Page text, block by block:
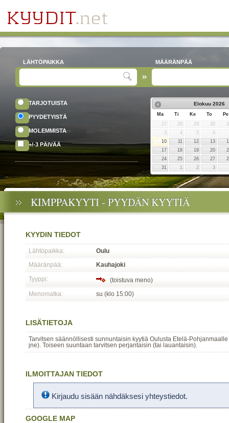
LÄHTÖPAIKKA MÄÄRÄNPÄÄ
TARJOTUISTA
PYYDETYISTÄ
MOLEMMISTA
+/-3 PÄIVÄÄ
Elokuu 2026
Ma Ti Ke To
Pe
27
28 29 30
3
4 5
6
10
11 12 13
17
18 19 20
24
25 26 27
31
1 2 3
KIMPPAKYYTI - PYYDÄN KYYTIÄ
KYYDIN TIEDOT
Lähtöpaikka:
Oulu
Määränpää:
Kauhajoki
Tyyppi:
(toistuva meno)
Menomatka:
su (klo 15:00)
LISÄTIETOJA
Tarvitsen säännöllisesti sunnuntaisin kyytiä Oulusta Etelä-
jne). Toiseen suuntaan tarvitsen perjantaisin (tai lauantaisin).
ILMOITTAJAN TIEDOT
Kirjaudu sisään nähdäksesi yhteystiedot.
GOOGLE MAP